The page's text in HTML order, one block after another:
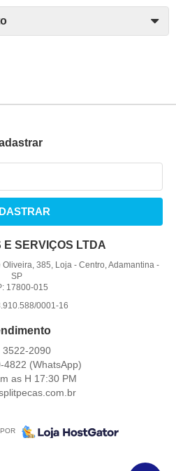
SERVIÇOS LTDA
385, Loja- Centro, Adamantina-
SP
17800-015
0001-16
3522-2090
4822 (WhatsApp)
as H 17:30 PM